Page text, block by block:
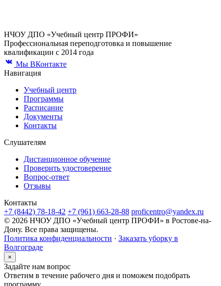
НЧОУ ДПО «Учебный центр ПРОФИ»
Профессиональная переподготовка и повышение
квалификации с 2014 года
Мы ВКонтакте
Навигация
Учебный центр
Программы
Расписание
Документы
Контакты
Слушателям
Дистанционное обучение
Проверить удостоверение
Вопрос-ответ
Отзывы
Контакты
+7 (8442) 78-18-42 +7 (961) 663-28-88 proficentro@yandex.ru
© 2026 НЧОУ ДПО «Учебный центр ПРОФИ» в Ростове-на-
Дону. Все права защищены.
Политика конфиденциальности · Заказать уборку в
Волгограде
×
Задайте нам вопрос
Ответим в течение рабочего дня и поможем подобрать
программу